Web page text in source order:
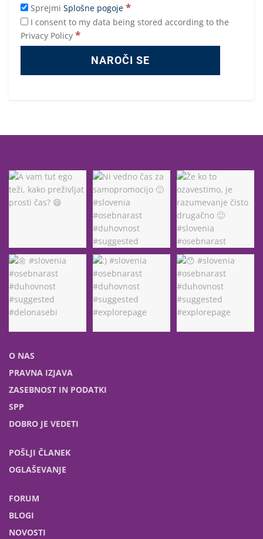
Sprejmi Splošne pogoje *
I consent to my data being stored according to the
Privacy Policy *
O NAS
PRAVNA IZJAVA
ZASEBNOST IN PODATKI
SPP
DOBRO JE VEDETI
POŠLJI ČLANEK
OGLAŠEVANJE
FORUM
BLOGI
NOVOSTI